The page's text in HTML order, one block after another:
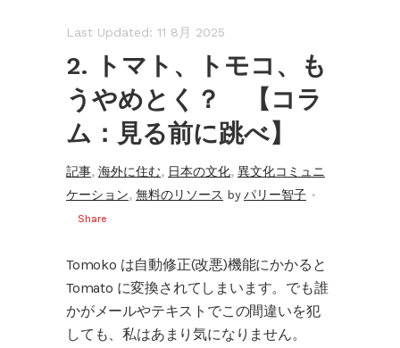
Last Updated: 11 8月 2025
2. トマト、トモコ、も
うやめとく？ 【コラ
ム：見る前に跳べ】
記事, 海外に住む, 日本の文化, 異文化コミュニ
ケーション, 無料のリソース byパリー智子
Share
Tomoko は自動修正(改悪)機能にかかると
Tomato に変換されてしまいます。でも誰
かがメールやテキストでこの間違いを犯
しても、私はあまり気になりません。